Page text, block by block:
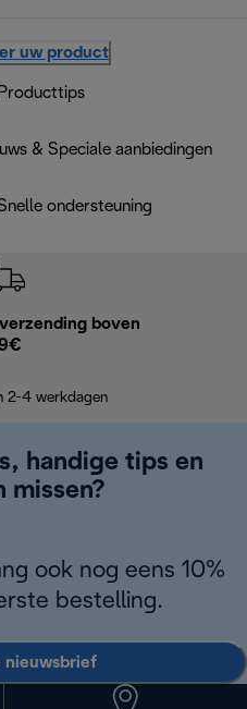
uw product
& Speciale aanbiedingen
ondersteuning
boven
2-4 werkdagen
handige tips en
missen?
ook nog eens 10%
bestelling.
nieuwsbrief